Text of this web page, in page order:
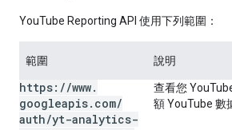
YouTube Reporting API 使用下列範圍：
範圍 說明
https: //www.
googleapis. com/
auth/yt-analytics-
查看您
額 YouTube 數